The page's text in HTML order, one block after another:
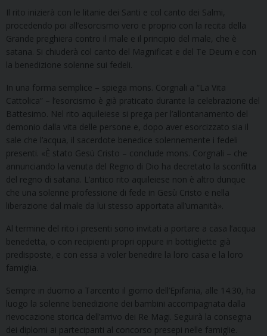
Il rito inizierà con le litanie dei Santi e col canto dei Salmi,
procedendo poi all’esorcismo vero e proprio con la recita della
Grande preghiera contro il male e il principio del male, che è
satana. Si chiuderà col canto del Magnificat e del Te Deum e con
la benedizione solenne sui fedeli.
In una forma semplice – spiega mons. Corgnali a “La Vita
Cattolica” – l’esorcismo è già praticato durante la celebrazione del
Battesimo. Nel rito aquileiese si prega per l’allontanamento del
demonio dalla vita delle persone e, dopo aver esorcizzato sia il
sale che l’acqua, il sacerdote benedice solennemente i fedeli
presenti. «È stato Gesù Cristo – conclude mons. Corgnali – che
annunciando la venuta del Regno di Dio ha decretato la sconfitta
del regno di satana. L’antico rito aquileiese non è altro dunque
che una solenne professione di fede in Gesù Cristo e nella
liberazione dal male da lui stesso apportata all’umanità».
Al termine del rito i presenti sono invitati a portare a casa l’acqua
benedetta, o con recipienti propri oppure in bottigliette già
predisposte, e con essa a voler benedire la loro casa e la loro
famiglia.
Sempre in duomo a Tarcento il giorno dell’Epifania, alle 14.30, ha
luogo la solenne benedizione dei bambini accompagnata dalla
rievocazione storica dell’arrivo dei Re Magi. Seguirà la consegna
dei diplomi ai partecipanti al concorso presepi nelle famiglie.